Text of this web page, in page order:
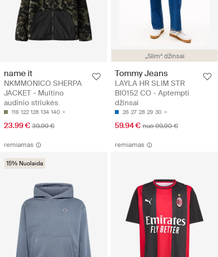
name it
NKMMONICO SHERPA
JACKET - Multino
audinio striukės
116 122 128 134 140
23.99 € 39.99 €
„Slim“ džinsai
Tommy Jeans
LAYLA HR SLIM STR
BI0152 CO - Aptempti
džinsai
26 27 28 29 30
59.94 € nuo 99.90 €
remiamas
15% Nuolaida
remiamas